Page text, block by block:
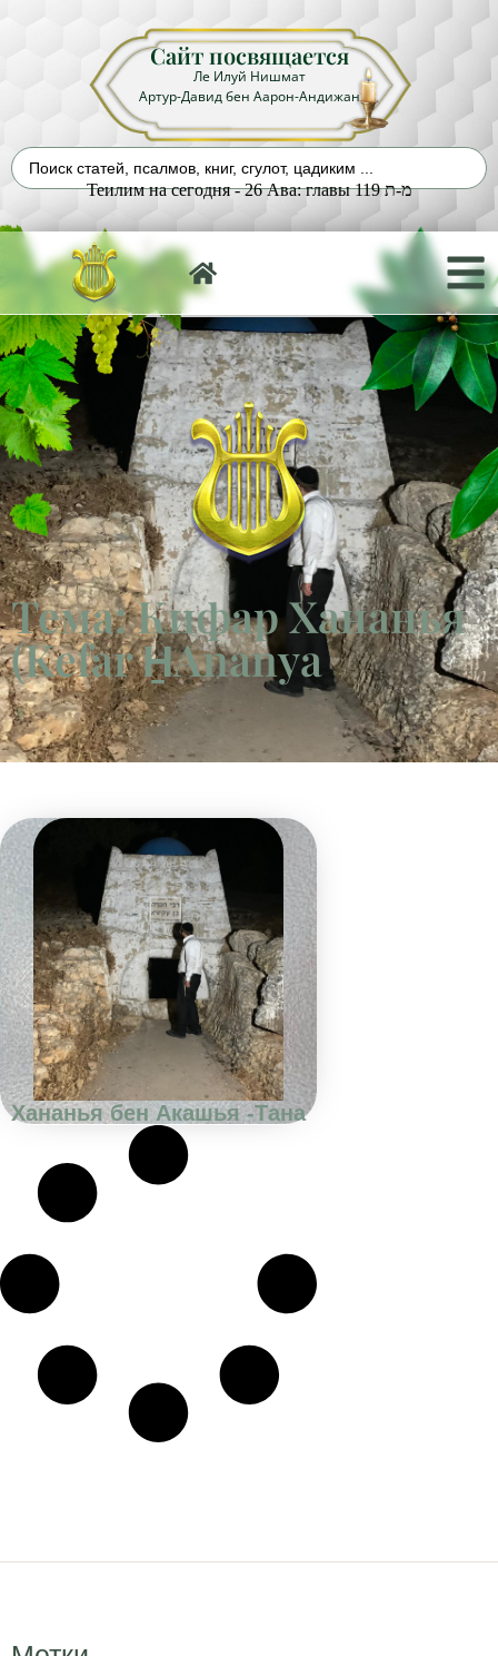
Сайт посвящается
Ле Илуй Нишмат
Артур-Давид бен Аарон-Андижан
Теилим на сегодня - 26 Ава: главы 119 מ-ת
Тема: Кифар Хананья
(Kefar H̱Ananya
Хананья бен Акашья -Тана